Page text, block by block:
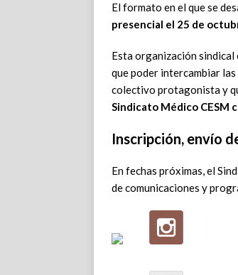
El formato en el que se
presencial el 25 de
Esta organización sindical
que poder intercambiar
colectivo protagonista y
Sindicato Médico CESM
Inscripción, envío
En fechas próximas, el
de comunicaciones y